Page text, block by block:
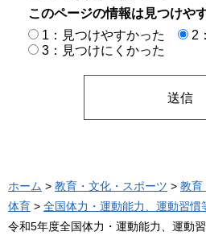
このページの情報は見つけや
1：見つけやすかった
2
3：見つけにくかった
ホーム > 教育・文化・スポーツ > 教育
体育 > 全国体力・運動能力、運動習慣
令和5年度全国体力・運動能力、運動